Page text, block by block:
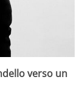
verso un